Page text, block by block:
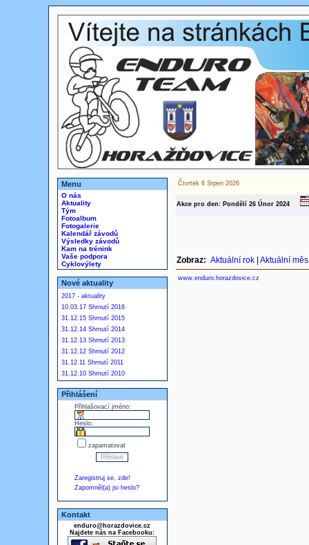
Menu
O nás
Aktuality
Tým
Fotoalbum
Fotogalerie
Kalendář závodů
Výsledky závodů
Kam na trénink
Vaše podpora
Cyklovýlety
Nové aktuality
2017 - aktuality
10.03.17 Shrnutí 2016
31.12.15 Shrnutí 2015
31.12.14 Shrnutí 2014
31.12.13 Shrnutí 2013
31.12.12 Shrnutí 2012
31.12.11 Shrnutí 2011
31.12.10 Shrnutí 2010
Přihlášení
Přihlašovací jméno:
Heslo:
zapamatovat
Zaregistruj se, zde!
Zapomněl(a) jsi heslo?
Kontakt
enduro@horazdovice.cz
Najdete nás na Facebooku:
Čtvrtek 6 Srpen 2026
Akce pro den: Pondělí 26 Únor2024
Zobraz: Aktuální rok| Aktuální
www.enduro.horazdovice.cz